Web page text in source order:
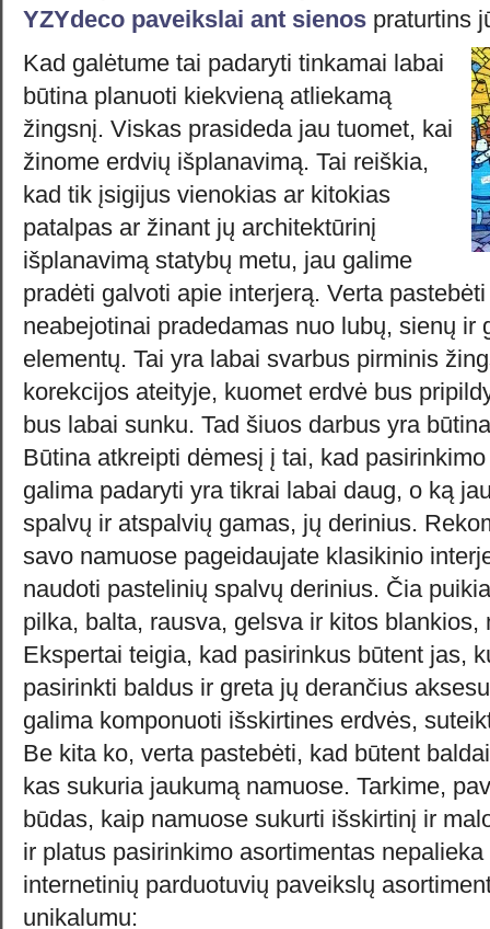
YZYdeco paveikslai ant sienos praturtins
Kad galėtume tai padaryti tinkamai labai
būtina planuoti kiekvieną atliekamą
žingsnį. Viskas prasideda jau tuomet, kai
žinome erdvių išplanavimą. Tai reiškia,
kad tik įsigijus vienokias ar kitokias
patalpas ar žinant jų architektūrinį
išplanavimą statybų metu, jau galime
pradėti galvoti apie interjerą. Verta
neabejotinai pradedamas nuo lubų, sienų ir
elementų. Tai yra labai svarbus pirminis
korekcijos ateityje, kuomet erdvė bus
bus labai sunku. Tad šiuos darbus yra
Būtina atkreipti dėmesį į tai, kad
galima padaryti yra tikrai labai daug, o ką
spalvų ir atspalvių gamas, jų derinius.
savo namuose pageidaujate klasikinio
naudoti pastelinių spalvų derinius. Čia
pilka, balta, rausva, gelsva ir kitos blankios,
Ekspertai teigia, kad pasirinkus būtent jas,
pasirinkti baldus ir greta jų derančius
galima komponuoti išskirtines erdvės,
Be kita ko, verta pastebėti, kad būtent
kas sukuria jaukumą namuose. Tarkime,
būdas, kaip namuose sukurti išskirtinį ir
ir platus pasirinkimo asortimentas
internetinių parduotuvių paveikslų
unikalumu: